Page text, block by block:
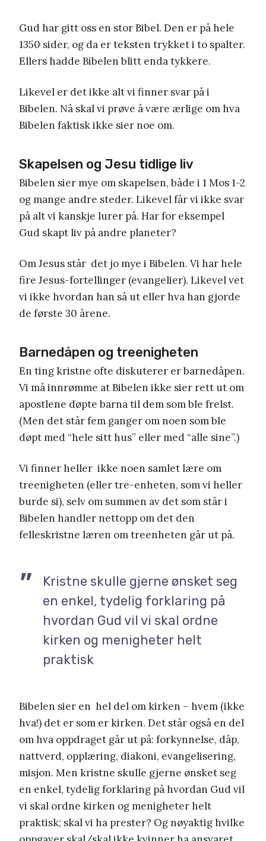
Gud har gitt oss en stor Bibel. Den er på hele
1350 sider, og da er teksten trykket i to spalter.
Ellers hadde Bibelen blitt enda tykkere.
Likevel er det ikke alt vi finner svar på i
Bibelen. Nå skal vi prøve å være ærlige om hva
Bibelen faktisk ikke sier noe om.
Skapelsen og Jesu tidlige liv
Bibelen sier mye om skapelsen, både i 1 Mos 1-2
og mange andre steder. Likevel får vi ikke svar
på alt vi kanskje lurer på. Har for eksempel
Gud skapt liv på andre planeter?
Om Jesus står det jo mye i Bibelen. Vi har hele
fire Jesus-fortellinger (evangelier). Likevel vet
vi ikke hvordan han så ut eller hva han gjorde
de første 30 årene.
Barnedåpen og treenigheten
En ting kristne ofte diskuterer er barnedåpen.
Vi må innrømme at Bibelen ikke sier rett ut om
apostlene døpte barna til dem som ble frelst.
(Men det står fem ganger om noen som ble
døpt med “hele sitt hus” eller med “alle sine”.)
Vi finner heller ikke noen samlet lære om
treenigheten (eller tre-enheten, som vi heller
burde si), selv om summen av det som står i
Bibelen handler nettopp om det den
felleskristne læren om treenheten går ut på.
Kristne skulle gjerne ønsket seg
en enkel, tydelig forklaring på
hvordan Gud vil vi skal ordne
kirken og menigheter helt
praktisk
Bibelen sier en hel del om kirken – hvem (ikke
hva!) det er som er kirken. Det står også en del
om hva oppdraget går ut på: forkynnelse, dåp,
nattverd, opplæring, diakoni, evangelisering,
misjon. Men kristne skulle gjerne ønsket seg
en enkel, tydelig forklaring på hvordan Gud vil
vi skal ordne kirken og menigheter helt
praktisk; skal vi ha prester? Og nøyaktig hvilke